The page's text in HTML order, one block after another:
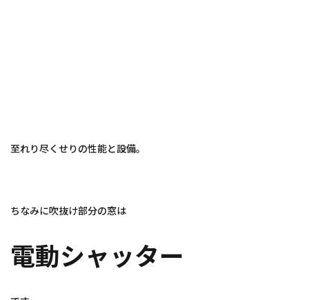
至れり尽くせりの性能と設備。
ちなみに吹抜け部分の窓は
電動シャッター